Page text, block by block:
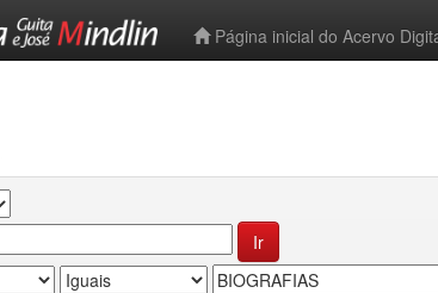
Página inicial do Acervo